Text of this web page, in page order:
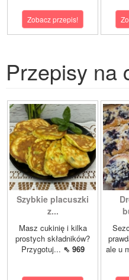
Zobacz przepis!
Przepisy na
Szybkie placuszki
z...
Masz cukinię i kilka
prostych składników?
Przygotuj... ⇖ 969
ale u